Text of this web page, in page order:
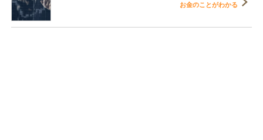
お金のことがわかる